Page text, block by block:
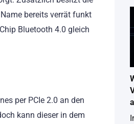
bereits verrät funkt
Bluetooth 4.0 gleich
per PCIe 2.0 an den
kann dieser in dem